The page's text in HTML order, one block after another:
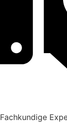
Fachkundige